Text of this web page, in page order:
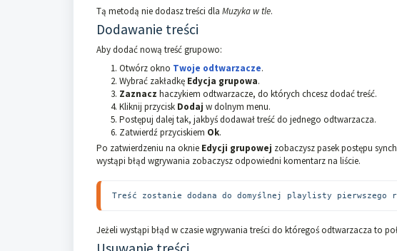
Tą metodą nie dodasz treści dla Muzyka w tle.
Dodawanie treści
Aby dodać nową treść grupowo:
Otwórz okno Twoje odtwarzacze.
Wybrać zakładkę Edycja grupowa.
Zaznacz haczykiem odtwarzacze, do których chcesz dodać treść.
Kliknij przycisk Dodaj w dolnym menu.
Postępuj dalej tak, jakbyś dodawał treść do jednego odtwarzacza.
Zatwierdź przyciskiem Ok.
Po zatwierdzeniu na oknie Edycji grupowej zobaczysz pasek postępu
wystąpi błąd wgrywania zobaczysz odpowiedni komentarz na liście.
Treść zostanie dodana do domyślnej playlisty pierwszego
Jeżeli wystąpi błąd w czasie wgrywania treści do któregoś odtwarzacza to